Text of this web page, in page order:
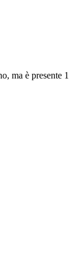
ma è presente 1